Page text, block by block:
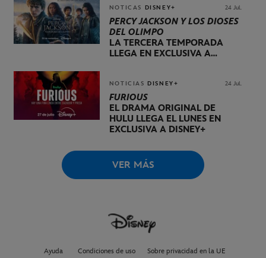
NOTICAS DISNEY+ 24 Jul.
PERCY JACKSON Y LOS DIOSES
DEL OLIMPO
LA TERCERA TEMPORADA
LLEGA EN EXCLUSIVA A
NOTICIAS DISNEY+ 24 Jul.
FURIOUS
EL DRAMA ORIGINAL DE
HULU LLEGA EL LUNES EN
EXCLUSIVA A DISNEY+
VER MÁS
Ayuda Condiciones de uso Sobre privacidad en la UE